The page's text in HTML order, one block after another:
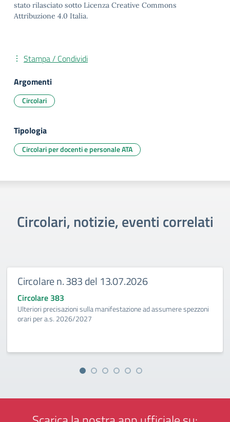
stato rilasciato sotto Licenza Creative Commons
Attribuzione 4.0 Italia.
Stampa / Condividi
Argomenti
Circolari
Tipologia
Circolari per docenti e personale ATA
Circolari, notizie, eventi correlati
Circolare n. 383 del 13.07.2026
Circolare 383
Ulteriori precisazioni sulla manifestazione ad assumere spezzoni
orari per a.s. 2026/2027